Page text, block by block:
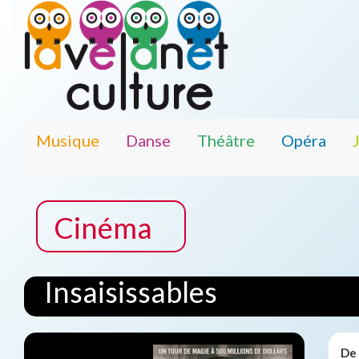
Musique Danse Théâtre Opéra
Cinéma
Insaisissables
De